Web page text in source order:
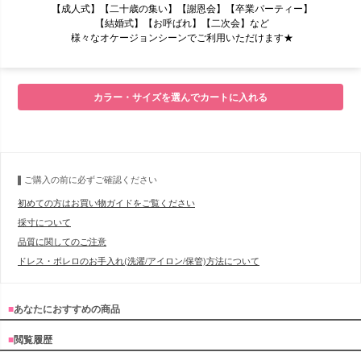
【成人式】【二十歳の集い】【謝恩会】【卒業パーティー】
【結婚式】【お呼ばれ】【二次会】など
様々なオケージョンシーンでご利用いただけます★
■サイズ表
カラー・サイズを選んでカートに入れる
ご購入の前に必ずご確認ください
初めての方はお買い物ガイドをご覧ください
採寸について
品質に関してのご注意
ドレス・ボレロのお手入れ(洗濯/アイロン/保管)方法について
■あなたにおすすめの商品
■閲覧履歴